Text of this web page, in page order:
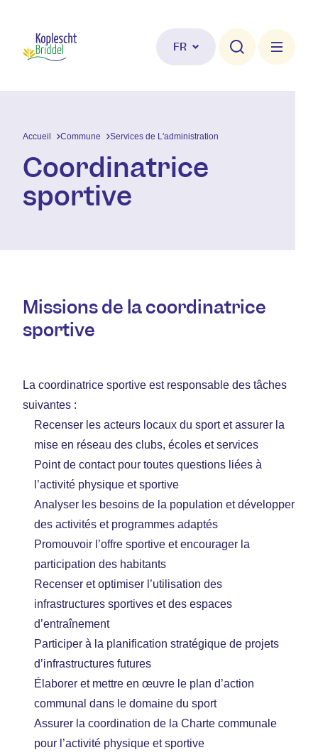
FR
Accueil Commune Services de L'administration
Coordinatrice
sportive
Missions de la coordinatrice
sportive
La coordinatrice sportive est responsable des tâches
suivantes :
Recenser les acteurs locaux du sport et assurer la
mise en réseau des clubs, écoles et services
Point de contact pour toutes questions liées à
l’activité physique et sportive
Analyser les besoins de la population et développer
des activités et programmes adaptés
Promouvoir l’offre sportive et encourager la
participation des habitants
Recenser et optimiser l’utilisation des
infrastructures sportives et des espaces
d’entraînement
Participer à la planification stratégique de projets
d’infrastructures futures
Élaborer et mettre en œuvre le plan d’action
communal dans le domaine du sport
Assurer la coordination de la Charte communale
pour l’activité physique et sportive